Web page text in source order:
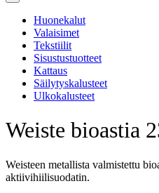
Huonekalut
Valaisimet
Tekstiilit
Sisustustuotteet
Kattaus
Säilytyskalusteet
Ulkokalusteet
Weiste bioastia
Weisteen metallista valmistettu
aktiivihiilisuodatin.